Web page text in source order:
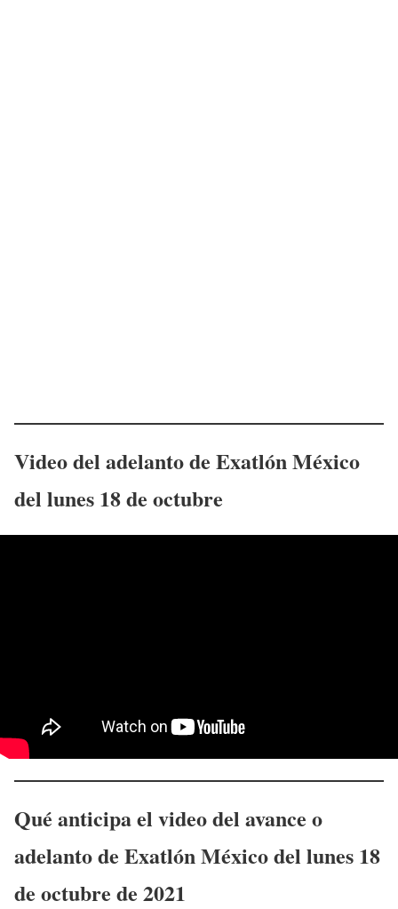
Video del adelanto de Exatlón México
del lunes 18 de octubre
Qué anticipa el video del avance o
adelanto de Exatlón México del lunes 18
de octubre de 2021